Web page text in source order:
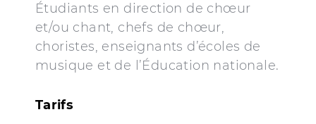
Étudiants en direction de chœur
et/ou chant, chefs de chœur,
choristes, enseignants d’écoles de
musique et de l’Éducation nationale.
Tarifs